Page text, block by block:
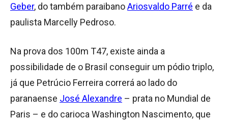
Geber, do também paraibanoAriosvaldo Parré e da
paulista Marcelly Pedroso.
Na prova dos 100m T47, existe ainda a
possibilidade de o Brasil conseguir um pódio triplo,
já que Petrúcio Ferreira correrá ao lado do
paranaense José Alexandre – prata no Mundial de
Paris – e do carioca Washington Nascimento, que